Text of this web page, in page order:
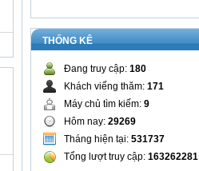
THỐNG KÊ
Đang truy cập: 180
Khách viếng thăm: 171
Máy chủ tìm kiếm: 9
Hôm nay: 29269
Tháng hiện tại: 531737
Tổng lượt truy cập: 163262281